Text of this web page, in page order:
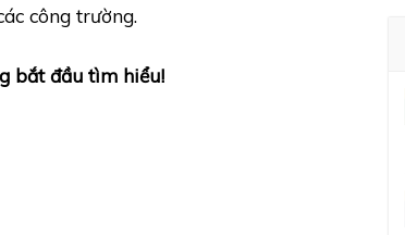
công trường.
bắt đầu tìm hiểu!